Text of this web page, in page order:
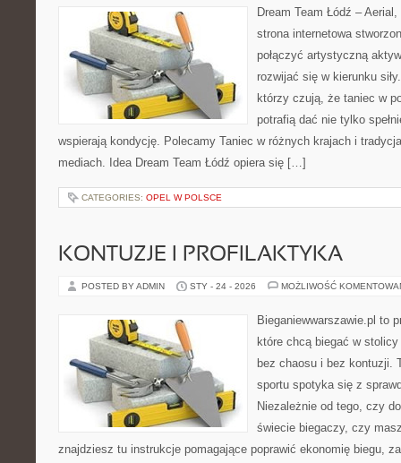
Dream Team Łódź –
strona internetowa
połączyć artystyczną
rozwijać się w kierunku
którzy czują, że taniec w
potrafią dać nie tylko
wspierają kondycję. Polecamy Taniec w różnych krajach i
mediach. Idea Dream Team Łódź opiera się […]
CATEGORIES: OPEL W POLSCE
KONTUZJE I PROFILAKTYKA
POSTED BY ADMIN STY - 24 - 2026 MOŻLIWOŚĆ
Bieganiewwarszawie.pl to
które chcą biegać w
bez chaosu i bez kontuzji.
sportu spotyka się z
Niezależnie od tego, czy
świecie biegaczy, czy
znajdziesz tu instrukcje pomagające poprawić ekonomię biegu,